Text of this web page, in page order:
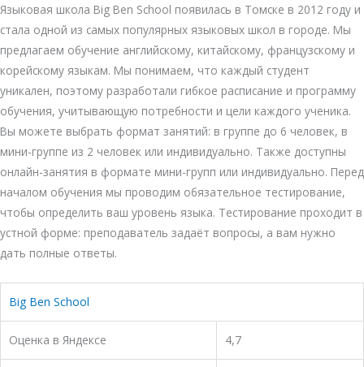
Языковая школа Big Ben School появилась в Томске в 2012 году и
стала одной из самых популярных языковых школ в городе. Мы
предлагаем обучение английскому, китайскому, французскому и
корейскому языкам. Мы понимаем, что каждый студент
уникален, поэтому разработали гибкое расписание и программу
обучения, учитывающую потребности и цели каждого ученика.
Вы можете выбрать формат занятий: в группе до 6 человек, в
мини-группе из 2 человек или индивидуально. Также доступны
онлайн-занятия в формате мини-групп или индивидуально. Перед
началом обучения мы проводим обязательное тестирование,
чтобы определить ваш уровень языка. Тестирование проходит в
устной форме: преподаватель задаёт вопросы, а вам нужно
дать полные ответы.
Big Ben School
Оценка в Яндексе 4,7